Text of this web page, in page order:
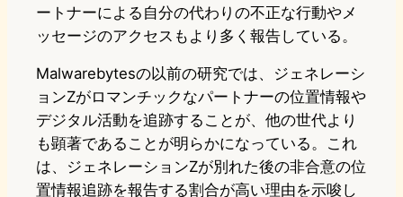
ートナーによる自分の代わりの不正な行動やメ
ッセージのアクセスもより多く報告している。
Malwarebytesの以前の研究では、ジェネレーシ
ョンZがロマンチックなパートナーの位置情報や
デジタル活動を追跡することが、他の世代より
も顕著であることが明らかになっている。これ
は、ジェネレーションZが別れた後の非合意の位
置情報追跡を報告する割合が高い理由を示唆し